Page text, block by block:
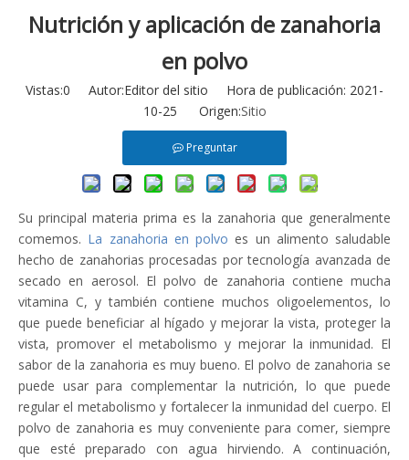
Nutrición y aplicación de zanahoria
en polvo
Vistas:0 Autor:Editor del sitio Hora de publicación: 2021-
10-25 Origen:Sitio
Preguntar
Su principal materia prima es la zanahoria que generalmente
comemos. La zanahoria en polvo es un alimento saludable
hecho de zanahorias procesadas por tecnología avanzada de
secado en aerosol. El polvo de zanahoria contiene mucha
vitamina C, y también contiene muchos oligoelementos, lo
que puede beneficiar al hígado y mejorar la vista, proteger la
vista, promover el metabolismo y mejorar la inmunidad. El
sabor de la zanahoria es muy bueno. El polvo de zanahoria se
puede usar para complementar la nutrición, lo que puede
regular el metabolismo y fortalecer la inmunidad del cuerpo. El
polvo de zanahoria es muy conveniente para comer, siempre
que esté preparado con agua hirviendo. A continuación,